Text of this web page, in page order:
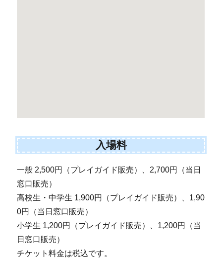
入場料
一般 2,500円（プレイガイド販売）、2,700円（当日
窓口販売）
高校生・中学生 1,900円（プレイガイド販売）、1,90
0円（当日窓口販売）
小学生 1,200円（プレイガイド販売）、1,200円（当
日窓口販売）
チケット料金は税込です。